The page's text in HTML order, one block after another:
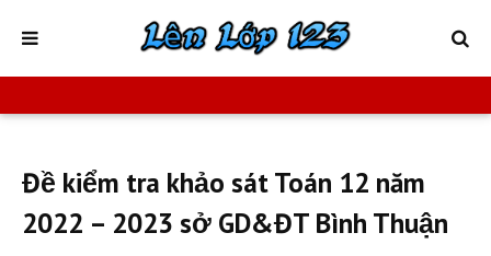
Đề kiểm tra khảo sát Toán 12 năm
2022 – 2023 sở GD&ĐT Bình Thuận